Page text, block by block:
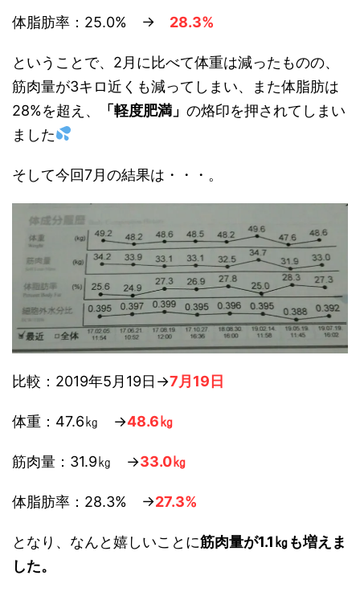
体脂肪率：25.0% → 28.3%
ということで、2月に比べて体重は減ったものの、
筋肉量が3キロ近くも減ってしまい、また体脂肪は
28%を超え、
「軽度肥満」 の烙印を押されてしまい
ました
そして今回7月の結果は・・・。
比較：2019年5月19日→7月19日
体重：47.6㎏ →48.6㎏
筋肉量：31.9㎏ →33.0㎏
体脂肪率：28.3% →27.3%
となり、なんと嬉しいことに筋肉量が1.1㎏も増えま
した。